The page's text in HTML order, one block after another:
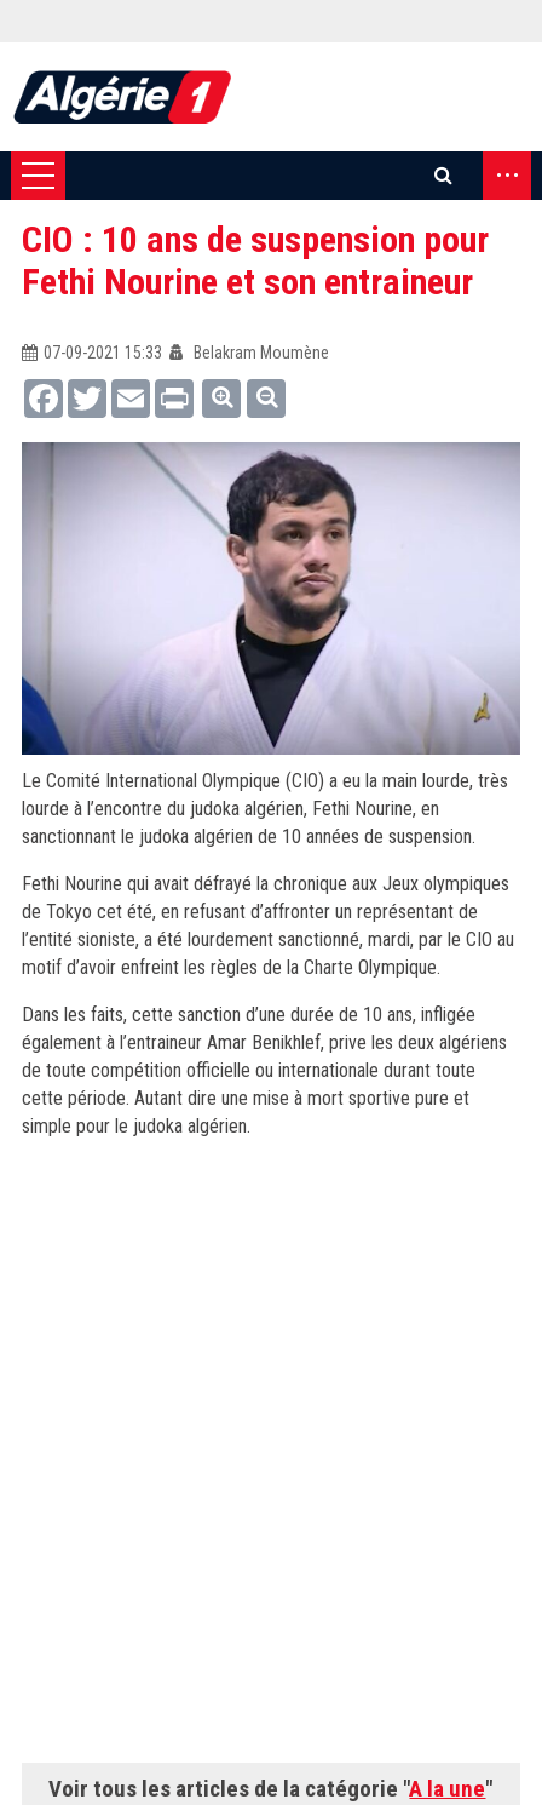
...
CIO : 10 ans de suspension pour
Fethi Nourine et son entraineur
07-09-2021 15:33
Belakram Moumène
FacebookTwitterEmail Print
Le Comité International Olympique (CIO) a eu la main lourde, très
lourde à l’encontre du judoka algérien, Fethi Nourine, en
sanctionnant le judoka algérien de 10 années de suspension.
Fethi Nourine qui avait défrayé la chronique aux Jeux olympiques
de Tokyo cet été, en refusant d’affronter un représentant de
l’entité sioniste, a été lourdement sanctionné, mardi, par le CIO au
motif d’avoir enfreint les règles de la Charte Olympique.
Dans les faits, cette sanction d’une durée de 10 ans, infligée
également à l’entraineur Amar Benikhlef, prive les deux algériens
de toute compétition officielle ou internationale durant toute
cette période. Autant dire une mise à mort sportive pure et
simple pour le judoka algérien.
Voir tous les articles de la catégorie "A la une"